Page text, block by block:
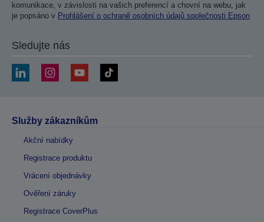
komunikace, v závislosti na vašich preferencí a chovní na webu, jak
je popsáno v Prohlášení o ochraně osobních údajů společnosti Epson
Sledujte nás
Služby zákazníkům
Akční nabídky
Registrace produktu
Vrácení objednávky
Ověření záruky
Registrace CoverPlus